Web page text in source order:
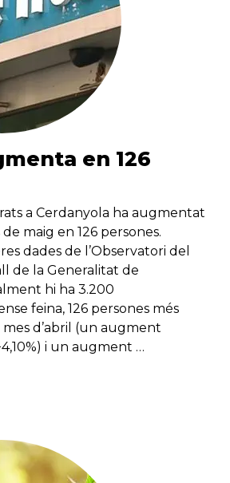
en 126
a Cerdanyola ha augmentat
maig en 126 persones.
dades de l’Observatori del
de la Generalitat de
hi ha 3.200
feina, 126 persones més
d’abril (un augment
i un augment …